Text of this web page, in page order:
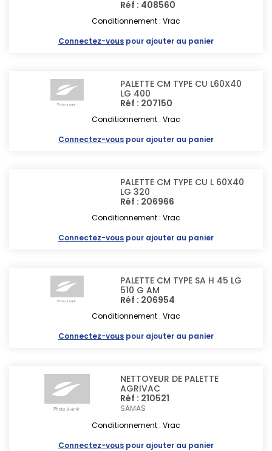
Réf : 408560
Conditionnement : Vrac
Connectez-vous pour ajouter au panier
PALETTE CM TYPE CU L60X40
LG 400
Réf : 207150
Conditionnement : Vrac
Connectez-vous pour ajouter au panier
PALETTE CM TYPE CU L 60X40
LG 320
Réf : 206966
Conditionnement : Vrac
Connectez-vous pour ajouter au panier
PALETTE CM TYPE SA H 45 LG
510 G AM
Réf : 206954
Conditionnement : Vrac
Connectez-vous pour ajouter au panier
NETTOYEUR DE PALETTE
AGRIVAC
Réf : 210521
SAMAS
Conditionnement : Vrac
Connectez-vous pour ajouter au panier